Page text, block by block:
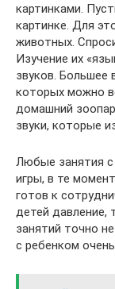
картинками.
картинке. Для
животных.
Изучение их
звуков. Большее
которых можно
домашний
звуки, которые
Любые занятия
игры, в те
готов к
детей давление,
занятий точно
с ребенком